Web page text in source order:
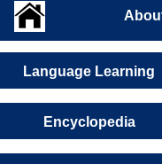
Language Learning
Encyclopedia